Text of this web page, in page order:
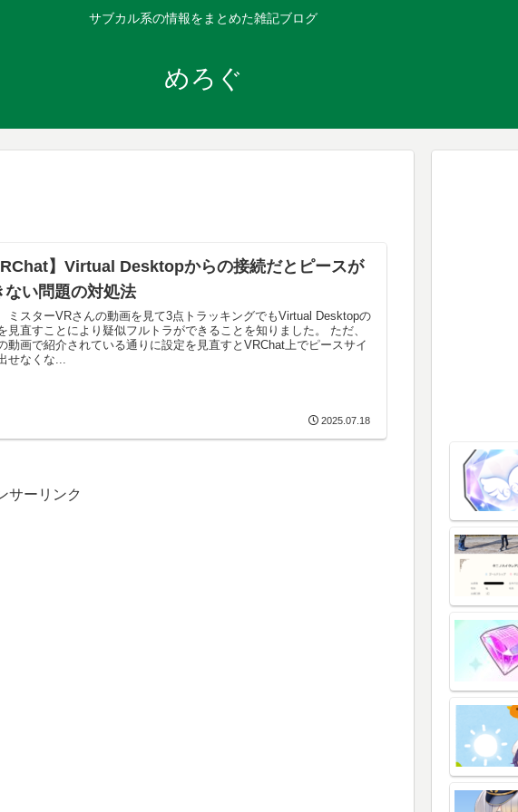
サブカル系の情報をまとめた雑記ブログ
めろぐ
】Virtual Desktopからの接続だとピースが
ない問題の対処法
ミスターVRさんの動画を見て3点トラッキングでもVirtual Desktopの
見直すことにより疑似フルトラができることを知りました。 ただ、
動画で紹介されている通りに設定を見直すとVRChat上でピースサイ
せなくな...
2025.07.18
サーリンク